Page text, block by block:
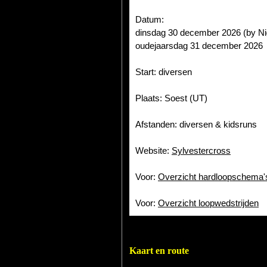
Datum:
dinsdag 30 december 2026 (by
oudejaarsdag 31 december 2026
Start: diversen
Plaats: Soest (UT)
Afstanden: diversen & kidsruns
Website: Sylvestercross
Voor: Overzicht
Voor: Overzicht loopwedstrijden
Kaart en route